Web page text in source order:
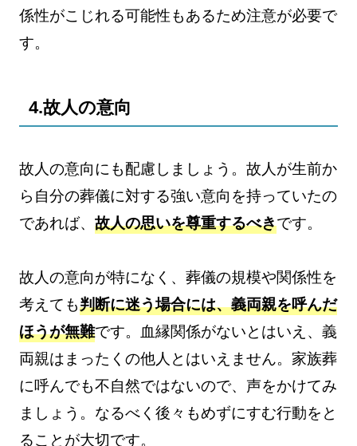
係性がこじれる可能性もあるため注意が必要で
す。
4.故人の意向
故人の意向にも配慮しましょう。故人が生前か
ら自分の葬儀に対する強い意向を持っていたの
であれば、 故人の思いを尊重するべきです。
故人の意向が特になく、葬儀の規模や関係性を
考えても判断に迷う場合には、義両親を呼んだ
ほうが無難です。血縁関係がないとはいえ、義
両親はまったくの他人とはいえません。家族葬
に呼んでも不自然ではないので、声をかけてみ
ましょう。なるべく後々もめずにすむ行動をと
ることが大切です。